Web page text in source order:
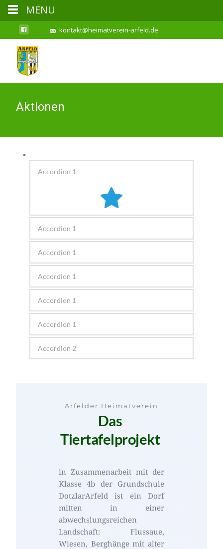
kontakt@heimatverein-arfeld.de
Aktionen
Accordion 1
Accordion 1
Accordion 1
Accordion 1
Accordion 1
Accordion 1
Accordion 2
Arfelder Heimatverein
Das
Tiertafelprojekt
in Zusammenarbeit mit der
Klasse 4b der Grundschule
DotzlarArfeld ist ein Dorf
mitten in einer
abwechslungsreichen
Landschaft: Flussaue,
Wiesen, Berghänge mit alter
MENU